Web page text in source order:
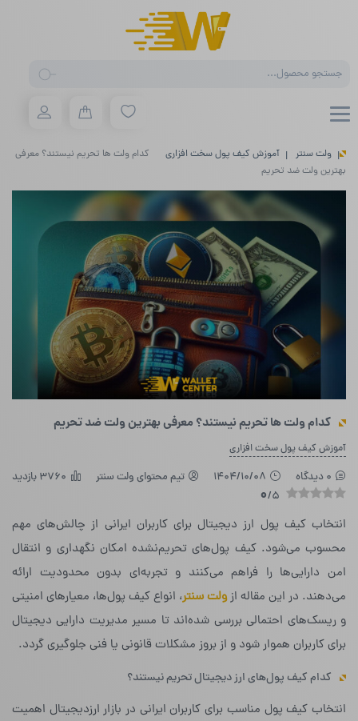
search
ولت سنتر آموزش کیف پول سخت افزاری
کدام ولت ها تحریم نیستند؟ معرفی
بهترین ولت ضد تحریم
کدام ولت ها تحریم نیستند؟ معرفی بهترین ولت ضد تحریم
آموزش کیف پول سخت افزاری
0 دیدگاه 1404/10/08 تیم محتوای ولت سنتر 3760 بازدید
0/5
انتخاب کیف پول ارز دیجیتال برای کاربران ایرانی از چالش‌های مهم
محسوب می‌شود. کیف پول‌های تحریم‌نشده امکان نگهداری و انتقال
امن دارایی‌ها را فراهم می‌کنند و تجربه‌ای بدون محدودیت ارائه
می‌دهند. در این مقاله ازولت سنتر، انواع کیف پول‌ها، معیارهای امنیتی
و ریسک‌های احتمالی بررسی شده‌اند تا مسیر مدیریت دارایی دیجیتال
برای کاربران هموار شود و از بروز مشکلات قانونی یا فنی جلوگیری گردد.
کدام کیف پول‌های ارز دیجیتال تحریم نیستند؟
انتخاب کیف پول مناسب برای کاربران ایرانی در بازار ارزدیجیتال اهمیت